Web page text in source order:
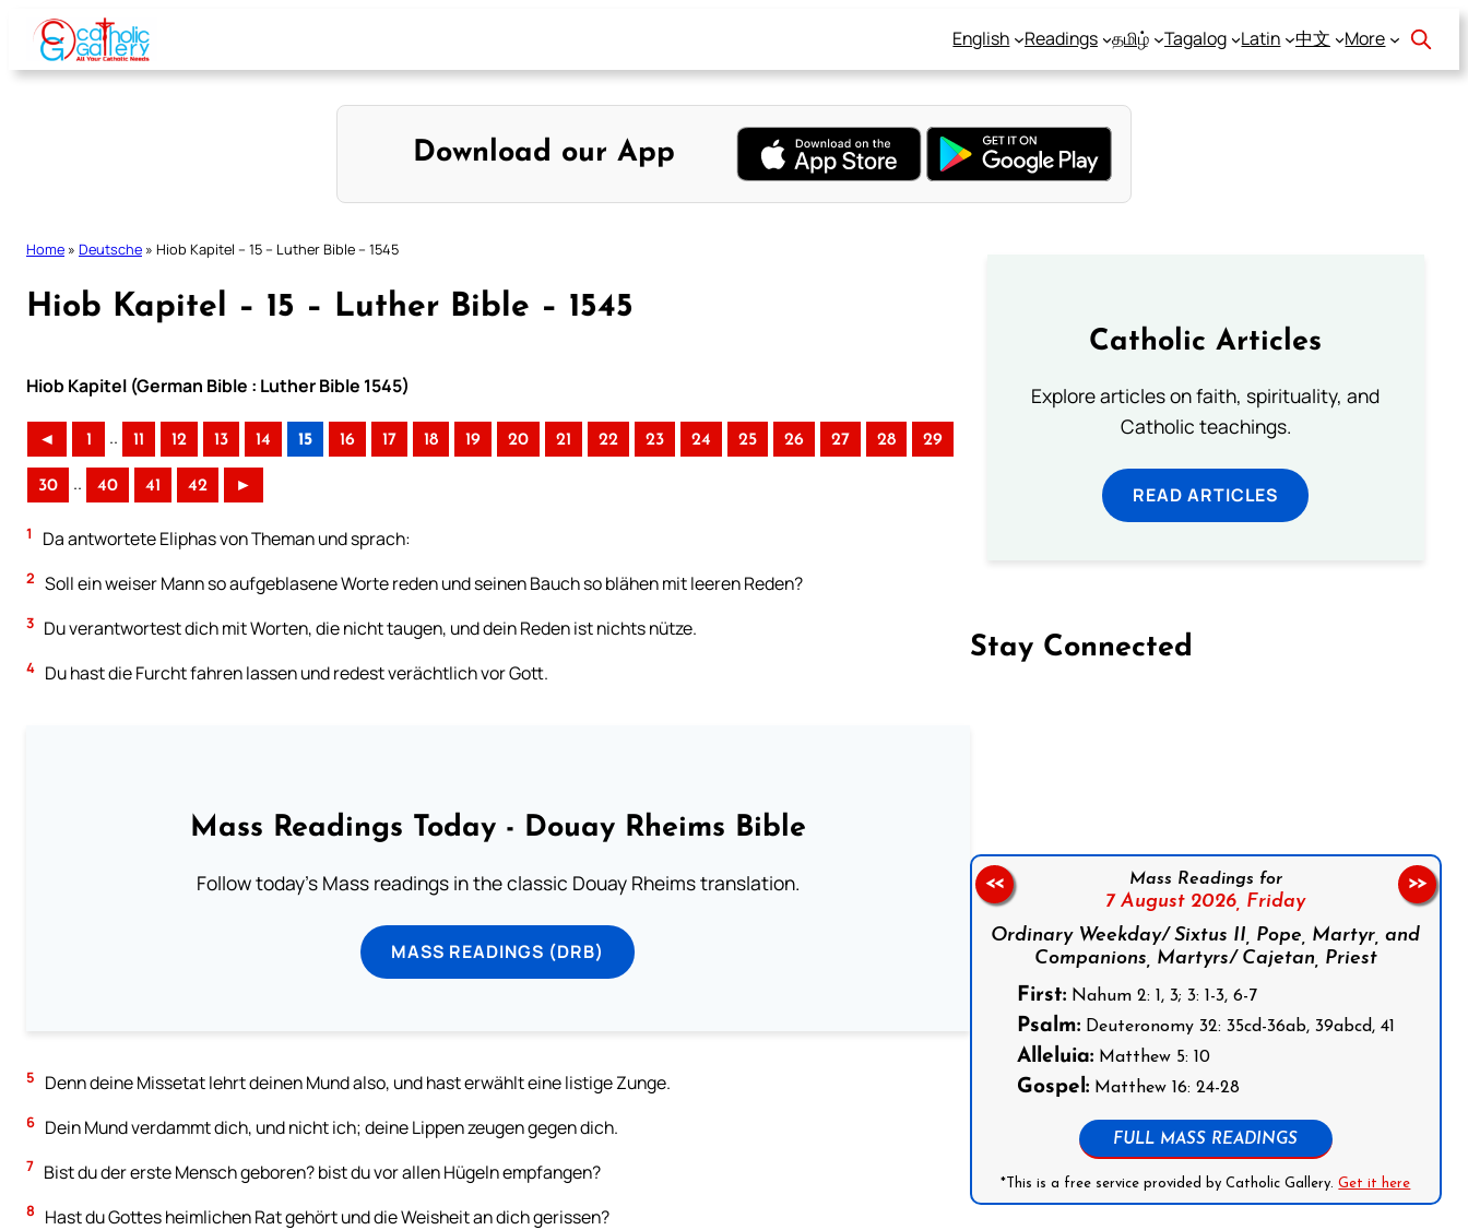
Skip
content
English Readings தமிழ் Tagalog Latin 中文 More
Download our App
Home » Deutsche » Hiob Kapitel – 15 – Luther Bible – 1545
Hiob Kapitel – 15 – Luther Bible – 1545
Hiob Kapitel (German Bible : Luther Bible 1545)
◄ 1 .. 11 12 13 14 15 16 17 18 19 20 21 22 23 24 25 26 27 28 29
30 .. 40 41 42 ►
1 Da antwortete Eliphas von Theman und sprach:
2 Soll ein weiser Mann so aufgeblasene Worte reden und seinen Bauch so blähen mit leeren Reden?
3 Du verantwortest dich mit Worten, die nicht taugen, und dein Reden ist nichts nütze.
4 Du hast die Furcht fahren lassen und redest verächtlich vor Gott.
Mass Readings Today - Douay Rheims Bible
Follow today's Mass readings in the classic Douay Rheims translation.
MASS READINGS (DRB)
5 Denn deine Missetat lehrt deinen Mund also, und hast erwählt eine listige Zunge.
6 Dein Mund verdammt dich, und nicht ich; deine Lippen zeugen gegen dich.
7 Bist du der erste Mensch geboren? bist du vor allen Hügeln empfangen?
8 Hast du Gottes heimlichen Rat gehört und die Weisheit an dich gerissen?
Catholic Articles
Explore articles on faith, spirituality, and
Catholic teachings.
READ ARTICLES
Stay Connected
Mass Readings for
7 August 2026, Friday
Ordinary Weekday/ Sixtus II, Pope, Martyr, and
Companions, Martyrs/ Cajetan, Priest
First:Nahum 2: 1, 3; 3: 1-3, 6-7
Psalm:Deuteronomy 32: 35cd-36ab, 39abcd, 41
Alleluia:Matthew 5: 10
Gospel:Matthew 16: 24-28
FULL MASS READINGS
*This is a free service provided by Catholic Gallery.Get it here
<< >>